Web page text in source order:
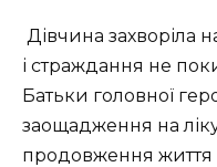
Дівчина захворіла
і страждання не
Батьки головної
заощадження на
продовження життя